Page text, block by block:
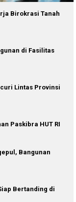
Birokrasi Tanah
di Fasilitas
Lintas Provinsi
Paskibra HUT RI
Bangunan
Bertanding di